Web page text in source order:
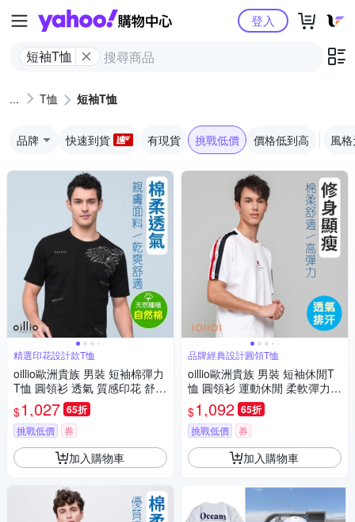
Yahoo購物中心
短袖T恤
登入
T恤 短袖T恤
品牌 快速到貨 有現貨 挑戰低價 價格低到高 風
精選印花設計款T恤
oillio歐洲貴族 男裝 短袖棉彈力
T恤 圓領衫 透氣 質感印花 舒適
輕量 黑色 法國品牌
$1,027 65折
挑戰低價 券
加入購物車
品牌經典設計圓領T恤
oillio歐洲貴族 男裝 短袖休閒T
恤 圓領衫 運動休閒 柔軟彈力
透氣排汗 防皺 中性款 白色 法
國品牌
$1,092 65折
挑戰低價 券
加入購物車